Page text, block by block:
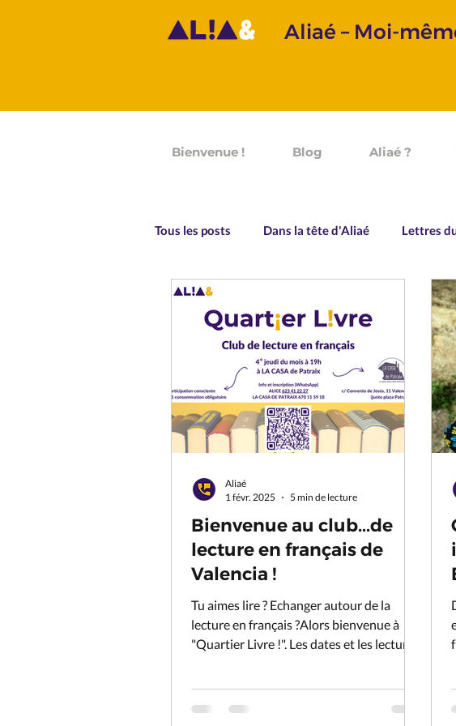
Aliaé – Moi-
Bienvenue ! Blog Aliaé ?
Tous les posts Dans la tête d'Aliaé Lettres
Prononciation
Bienvenue au club...de
lecture en français de
Valencia !
Tu aimes lire ? Echanger autour de la
lecture en français ?Alors bienvenue à
"Quartier Livre !". Les dates et les lectures
Aliaé
1 févr. 2025
5 min de lecture